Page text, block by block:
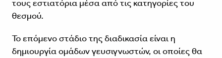
τους εστιατόρια μέσα από τις κατηγορίες του
θεσμού.
Το επόμενο στάδιο της διαδικασία είναι η
δημιουργία ομάδων γευσιγνωστών, οι οποίες θα